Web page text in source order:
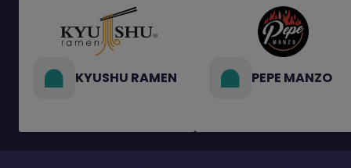
KYUSHU RAMEN PEPE MANZO